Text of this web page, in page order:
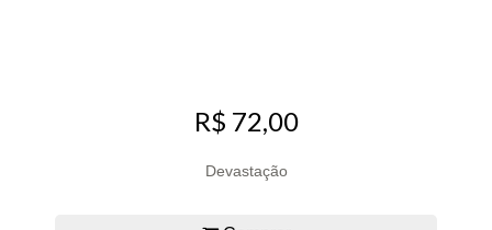
R$ 72,00
Devastação